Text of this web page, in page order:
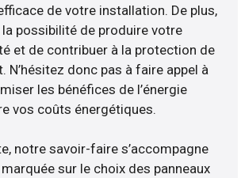
de votre installation. De plus,
possibilité de produire votre
et de contribuer à la protection de
N’hésitez donc pas à faire appel à
les bénéfices de l’énergie
vos coûts énergétiques.
notre savoir-faire s’accompagne
marquée sur le choix des panneaux